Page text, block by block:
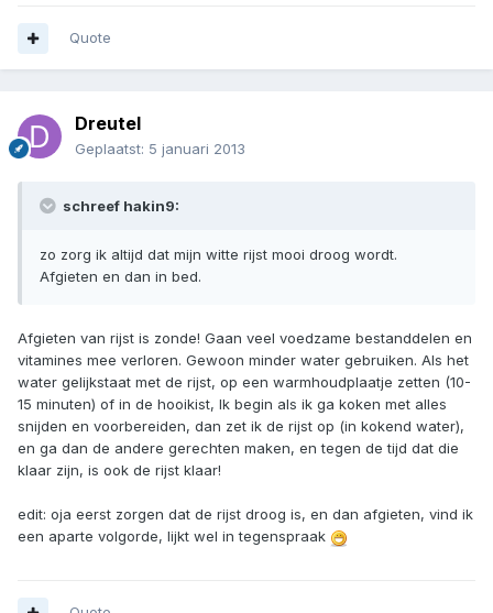
Quote
Dreutel
Geplaatst: 5 januari 2013
schreef hakin9:
zo zorg ik altijd dat mijn witte rijst mooi droog wordt.
Afgieten en dan in bed.
Afgieten van rijst is zonde! Gaan veel voedzame bestanddelen en
vitamines mee verloren. Gewoon minder water gebruiken. Als het
water gelijkstaat met de rijst, op een warmhoudplaatje zetten (10-
15 minuten) of in de hooikist, Ik begin als ik ga koken met alles
snijden en voorbereiden, dan zet ik de rijst op (in kokend water),
en ga dan de andere gerechten maken, en tegen de tijd dat die
klaar zijn, is ook de rijst klaar!
edit: oja eerst zorgen dat de rijst droog is, en dan afgieten, vind ik
een aparte volgorde, lijkt wel in tegenspraak